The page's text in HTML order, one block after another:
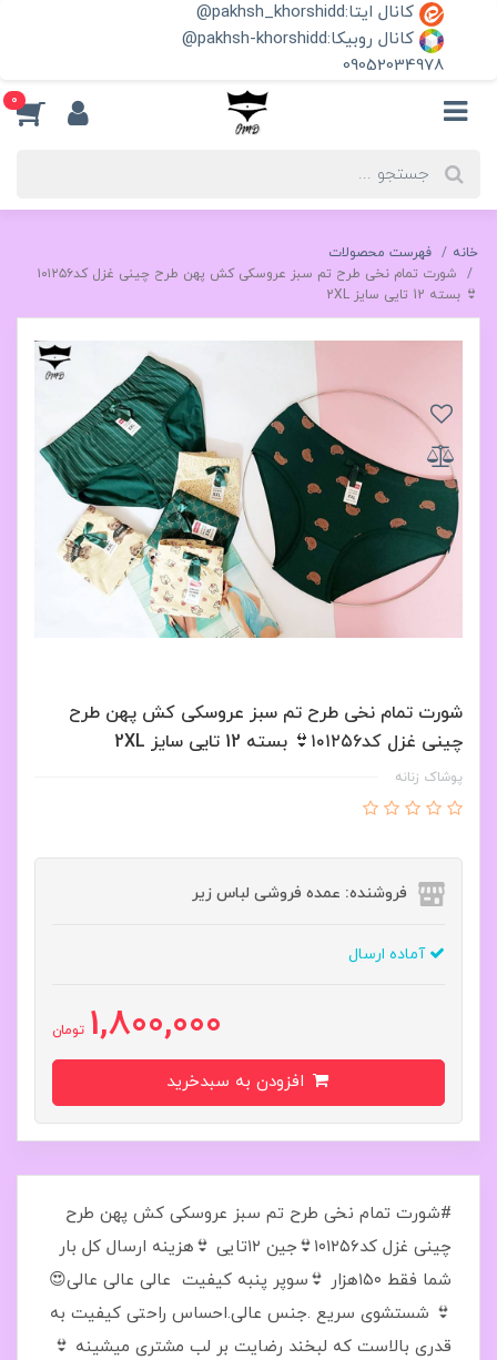
کانال ایتا:pakhsh_khorshidd@
کانال روبیکا:pakhsh-khorshidd@
09052034978
0
خانه
فهرست محصولات
شورت تمام نخی طرح تم سبز عروسکی کش پهن طرح چینی غزل کد۱۰۱۲۵۶
👙 بسته 12 تایی سایز 2XL
شورت تمام نخی طرح تم سبز عروسکی کش پهن طرح
چینی غزل کد۱۰۱۲۵۶👙 بسته 12 تایی سایز 2XL
پوشاک زنانه
فروشنده: عمده فروشی لباس زیر
آماده ارسال
1,800,000 تومان
#شورت تمام نخی طرح تم سبز عروسکی کش پهن طرح
چینی غزل کد۱۰۱۲۵۶👙جین ۱۲تایی 👙هزینه ارسال کل بار
شما فقط ۱۵۰هزار 👙سوپر پنبه کیفیت عالی عالی عالی😍
👙 شستشوی سریع .جنس عالی.احساس راحتی کیفیت به
قدری بالاست که لبخند رضایت بر لب مشتری میشینه 👙